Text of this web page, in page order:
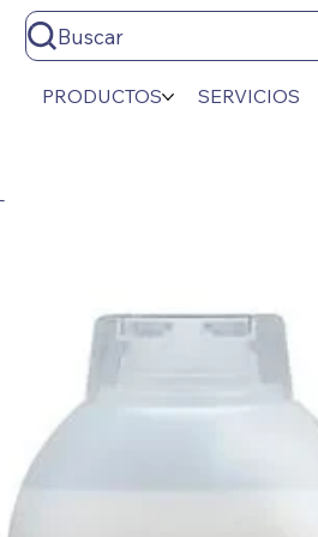
Buscar
PRODUCTOS SERVICIOS